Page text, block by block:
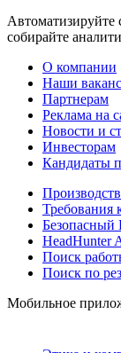
Автоматизируйте
собирайте
О компании
Наши
Партнерам
Реклама на
Новости и
Инвесторам
Кандидаты
Требования
Безопасный
HeadHunter
Поиск
Поиск по
Мобильное